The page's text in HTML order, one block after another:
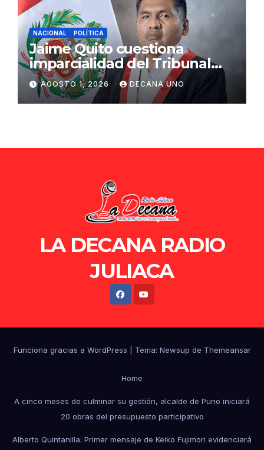
NACIONAL POLÍTICA
Jaime Quito cuestiona
imparcialidad del Tribunal
Constitucional tras liberación
de Ollanta Humala
AGOSTO 1, 2026 DECANA UNO
LA DECANA RADIO
JULIACA
Funciona gracias a WordPress Tema: Newsup de Themeansar
Home
A cinco meses de culminar su gestión, alcalde de Puno iniciará
20 obras del presupuesto participativo
Alberto Quintanilla: Primer mensaje de Keiko Fujimori evidenciará